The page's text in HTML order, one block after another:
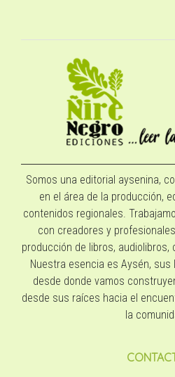
Somos una editorial aysenina,
en el área de la producción,
contenidos regionales.
con creadores y
producción de libros, audiolibros,
Nuestra esencia es Aysén,
desde donde vamos
desde sus raíces hacia el
la